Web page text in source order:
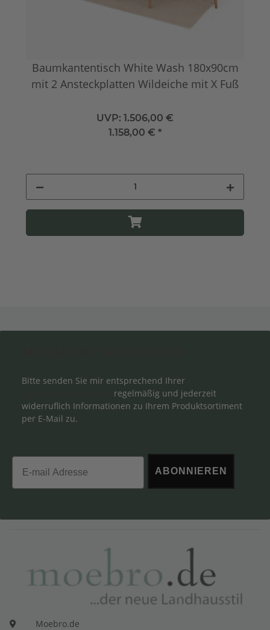
Baumkantentisch White Wash 180x90cm
mit 2 Ansteckplatten Wildeiche mit X Fuß
UVP: 1.506,00 €
1.158,00 € *
Bitte senden Sie mir entsprechend Ihrer
regelmäßig und jederzeit
widerruflich Informationen zu Ihrem Produktsortiment
per E-Mail zu.
Email
ABONNIEREN
Moebro.de